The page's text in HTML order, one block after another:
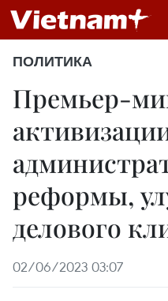
ПОЛИТИКА
Премьер-
реформы,
делового
02/06/2023 03:07